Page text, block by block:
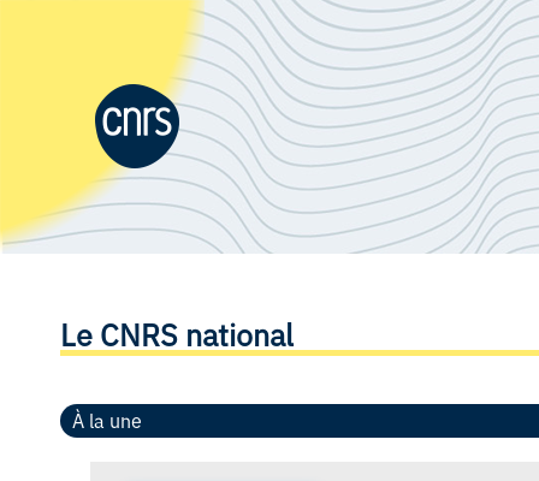
Le CNRS national
À la une